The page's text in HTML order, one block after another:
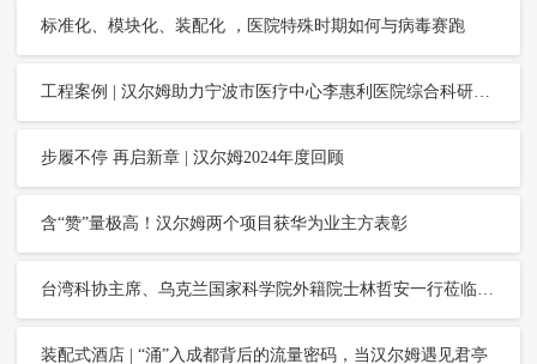
标准化、模块化、装配化 ，医院特殊时期如何与病毒赛跑
工程案例 | 汉尔姆助力宁波市医疗中心李惠利医院综合科研大楼改扩建项目，被授予“卓越合作伙伴 优质管理团队”荣誉
步履不停 再启新章 | 汉尔姆2024年度回顾
含“赞”量极高！汉尔姆两个项目获华为业主方表彰
台湾科协主席、乌克兰国家科学院外籍院士林哲安一行莅临汉尔姆研讨交流
装配式酒店 | “涌”入成都背后的流量密码，当汉尔姆遇见君亭